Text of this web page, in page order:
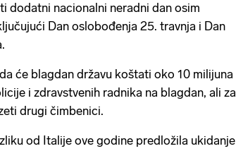
dodatni nacionalni neradni dan osim
Dan oslobođenja 25. travnja i Dan
će blagdan državu koštati oko 10 milijuna
i zdravstvenih radnika na blagdan, ali za
drugi čimbenici.
od Italije ove godine predložila ukidanje